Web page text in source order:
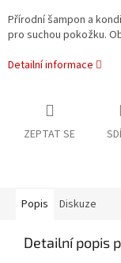
Přírodní šampon a
pro suchou pokožku.
Detailní informace
ZEPTAT SE
Popis Diskuze
Detailní popis